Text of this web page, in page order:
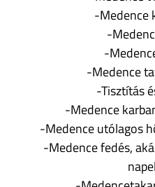
-Medence
-
-
-Medence
-Tisztítás
-Medence
-Medence utólagos
-Medence fedés,